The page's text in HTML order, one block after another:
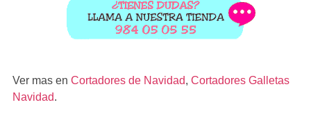
Ver mas en Cortadores de Navidad, Cortadores Galletas
Navidad.